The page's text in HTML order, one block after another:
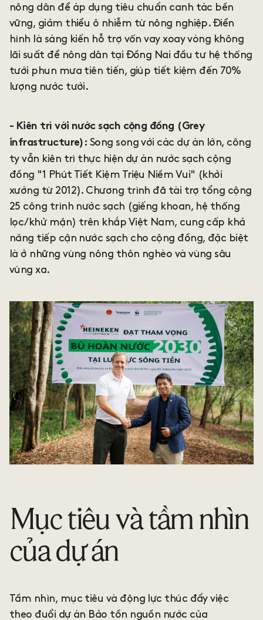
nông dân để áp dụng tiêu chuẩn canh tác bền
vững, giảm thiểu ô nhiễm từ nông nghiệp. Điển
hình là sáng kiến hỗ trợ vốn vay xoay vòng không
lãi suất để nông dân tại Đồng Nai đầu tư hệ thống
tưới phun mưa tiên tiến, giúp tiết kiệm đến 70%
lượng nước tưới.
- Kiên trì với nước sạch cộng đồng (Grey
infrastructure): Song song với các dự án lớn, công
ty vẫn kiên trì thực hiện dự án nước sạch cộng
đồng "1 Phút Tiết Kiệm Triệu Niềm Vui" (khởi
xướng từ 2012). Chương trình đã tài trợ tổng cộng
25 công trình nước sạch (giếng khoan, hệ thống
lọc/khử mặn) trên khắp Việt Nam, cung cấp khả
năng tiếp cận nước sạch cho cộng đồng, đặc biệt
là ở những vùng nông thôn nghèo và vùng sâu
vùng xa.
Mục tiêu và tầm nhìn
của dự án
Tầm nhìn, mục tiêu và động lực thúc đẩy việc
theo đuổi dự án Bảo tồn nguồn nước của